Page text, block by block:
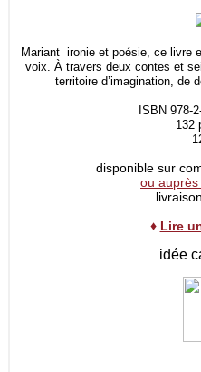
Mariant ironie et poésie, ce livre
voix. À travers deux contes et
territoire d’imagination, de
ISBN 978-
132
disponible sur
ou
♦ Lire
idée